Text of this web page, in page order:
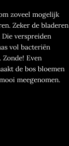
zoveel mogelijk
Zeker de bladeren
verspreiden
vol bacteriën
Even
de bos bloemen
meegenomen.